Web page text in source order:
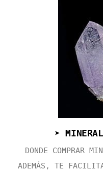
➤
DONDE COMPRAR
ADEMÁS, TE